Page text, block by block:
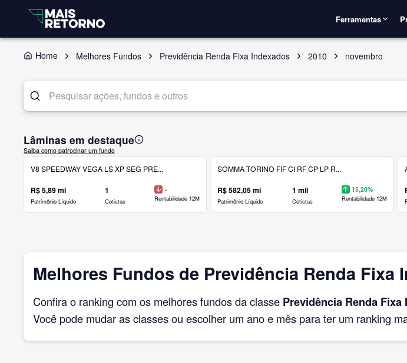
Ferramentas
Home Melhores Fundos Previdência Renda Fixa Indexados 2010 novembro
Lâminas em destaque
Saiba como patrocinar um fundo
V8 SPEEDWAY VEGA LS XP SEG PRE...
R$ 5,89 mi
Patrimônio Líquido
1
Cotistas
-
Rentabilidade 12M
SOMMA TORINO FIF CI RF CP LP R...
R$ 582,05 mi
Patrimônio Líquido
1 mil
Cotistas
15,20%
Rentabilidade 12M
Melhores Fundos de Previdência Renda Fixa
Confira o ranking com os melhores fundos da classe Previdência Renda Fixa
Você pode mudar as classes ou escolher um ano e mês para ter um ranking